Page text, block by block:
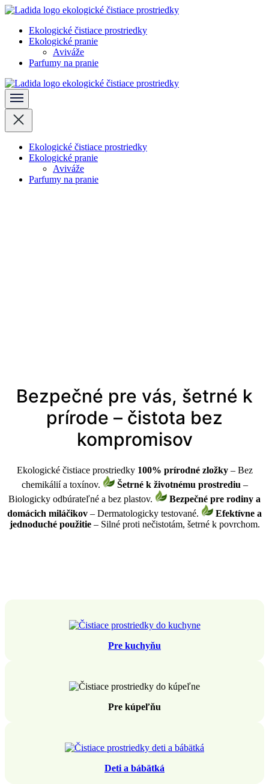
Skočiť
obsah
(stlačte
Ladida
Ekologické čistiace prostriedky
Ekologické pranie
Aviváže
Parfumy na pranie
Ladida
Ekologické čistiace prostriedky
Ekologické pranie
Aviváže
Parfumy na pranie
Bezpečné pre vás, šetrné k
prírode – čistota bez
kompromisov
Ekologické čistiace prostriedky 100% prírodné zložky– Bez
chemikálií a toxínov.
Šetrné k životnému prostrediu –
Biologicky odbúrateľné a bez plastov.
Bezpečné pre rodiny a
domácich miláčikov – Dermatologicky testované.
Efektívne a
jednoduché použitie– Silné proti nečistotám, šetrné k povrchom.
Pre kuchyňu
Pre kúpeľňu
Deti a bábätká